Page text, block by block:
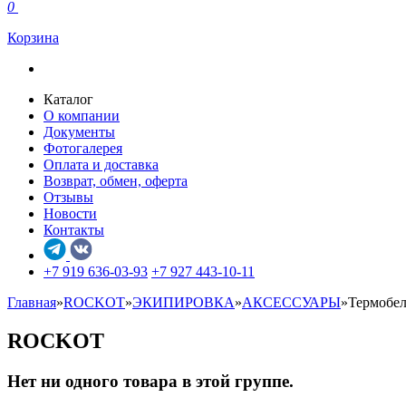
0
Корзина
Каталог
О компании
Документы
Фотогалерея
Оплата и доставка
Возврат, обмен, оферта
Отзывы
Новости
Контакты
+7 919 636-03-93 +7 927 443-10-11
Главная»ROCKOT»ЭКИПИРОВКА»АКСЕССУАРЫ»
ROCKOT
Нет ни одного товара в этой группе.